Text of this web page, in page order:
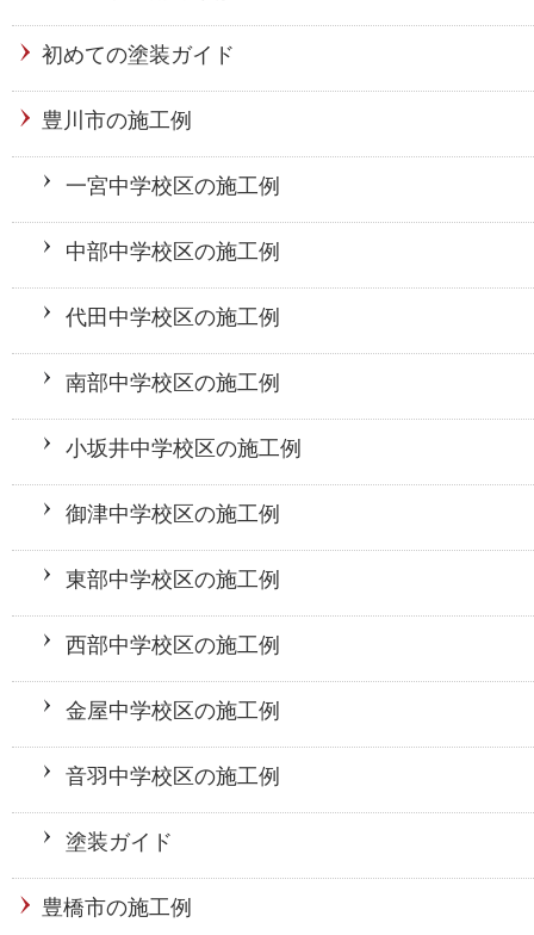
初めての塗装ガイド
豊川市の施工例
一宮中学校区の施工例
中部中学校区の施工例
代田中学校区の施工例
南部中学校区の施工例
小坂井中学校区の施工例
御津中学校区の施工例
東部中学校区の施工例
西部中学校区の施工例
金屋中学校区の施工例
音羽中学校区の施工例
塗装ガイド
豊橋市の施工例